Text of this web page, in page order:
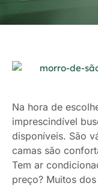
Na hora de
imprescindível
disponíveis. São
camas são
Tem ar
preço? Muitos